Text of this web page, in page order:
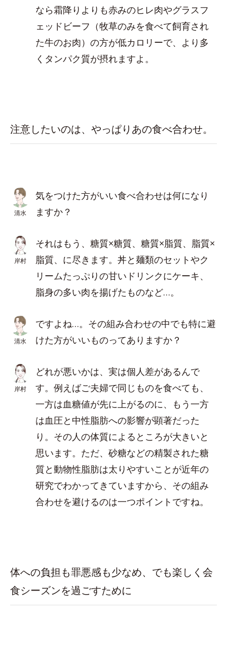
なら霜降りよりも赤みのヒレ肉やグラスフ
ェッドビーフ（牧草のみを食べて飼育され
た牛のお肉）の方が低カロリーで、より多
くタンパク質が摂れますよ。
注意したいのは、やっぱりあの食べ合わせ。
清水
気をつけた方がいい食べ合わせは何になり
ますか？
岸村
それはもう、糖質×糖質、糖質×脂質、脂質×
脂質、に尽きます。丼と麺類のセットやク
リームたっぷりの甘いドリンクにケーキ、
脂身の多い肉を揚げたものなど…。
清水
ですよね…。その組み合わせの中でも特に避
けた方がいいものってありますか？
岸村
どれが悪いかは、実は個人差があるんで
す。例えばご夫婦で同じものを食べても、
一方は血糖値が先に上がるのに、もう一方
は血圧と中性脂肪への影響が顕著だった
り。その人の体質によるところが大きいと
思います。ただ、砂糖などの精製された糖
質と動物性脂肪は太りやすいことが近年の
研究でわかってきていますから、その組み
合わせを避けるのは一つポイントですね。
体への負担も罪悪感も少なめ、でも楽しく会
食シーズンを過ごすために